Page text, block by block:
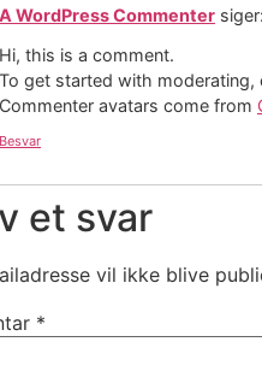
A WordPress Commenter siger:
Hi, this is a comment.
To get started with moderating,
Commenter avatars come from
Besvar
et svar
vil ikke blive
*